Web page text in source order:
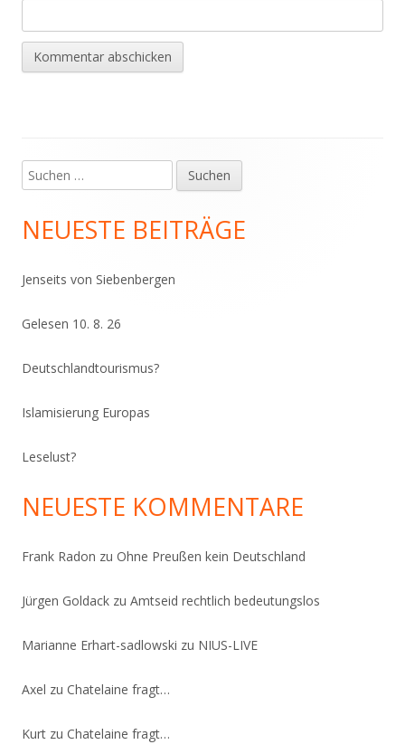
Haupt-
Seitenleiste
Suchen
nach:
NEUESTE BEITRÄGE
Jenseits von Siebenbergen
Gelesen 10. 8. 26
Deutschlandtourismus?
Islamisierung Europas
Leselust?
NEUESTE KOMMENTARE
Frank Radon zu Ohne Preußen kein Deutschland
Jürgen Goldack zu Amtseid rechtlich bedeutungslos
Marianne Erhart-sadlowski zu NIUS-LIVE
Axel zu Chatelaine fragt…
Kurt zu Chatelaine fragt…